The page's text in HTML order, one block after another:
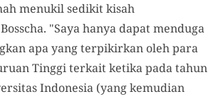
menukil sedikit kisah
"Saya hanya dapat menduga
apa yang terpikirkan oleh para
Tinggi terkait ketika pada tahun
Indonesia (yang kemudian